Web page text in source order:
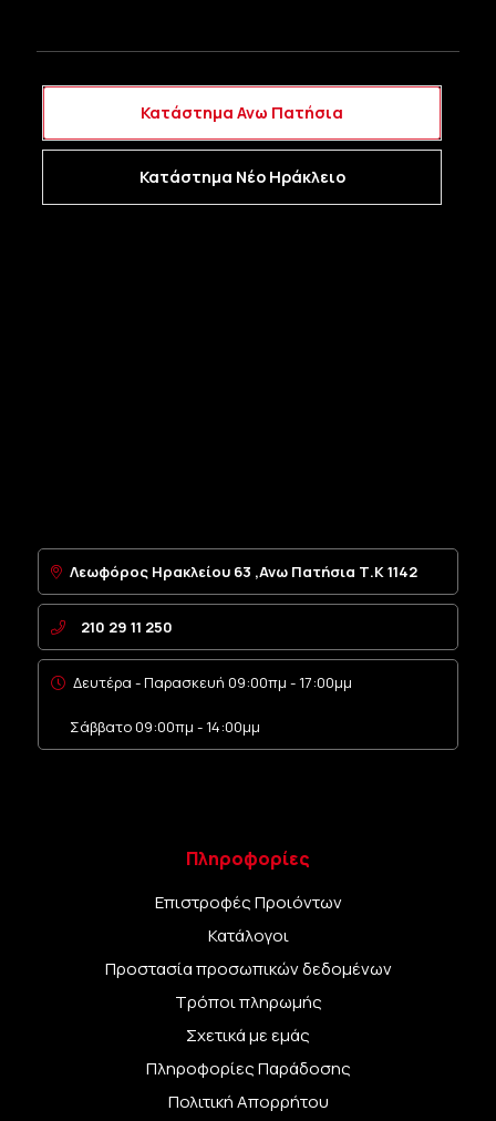
Κατάστημα Ανω Πατήσια
Κατάστημα Νέο Ηράκλειο
Λεωφόρος Ηρακλείου 63 ,Ανω Πατήσια Τ.Κ 1142
210 29 11 250
Δευτέρα - Παρασκευή 09:00πμ - 17:00μμ
Σάββατο 09:00πμ - 14:00μμ
Πληροφορίες
Επιστροφές Προιόντων
Κατάλογοι
Προστασία προσωπικών δεδομένων
Τρόποι πληρωμής
Σχετικά με εμάς
Πληροφορίες Παράδοσης
Πολιτική Απορρήτου